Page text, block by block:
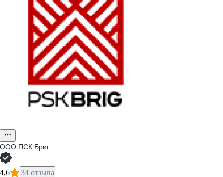
ООО ПСК Бриг
4,6 34 отзыва